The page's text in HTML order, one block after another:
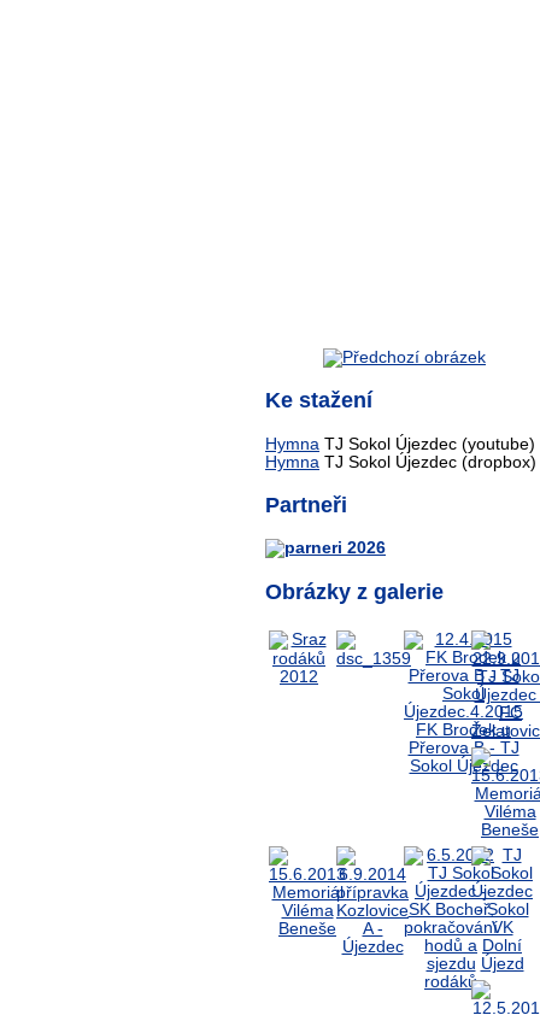
Ke stažení
Hymna TJ Sokol Újezdec (youtube)
Hymna TJ Sokol Újezdec (dropbox)
Partneři
Obrázky z galerie